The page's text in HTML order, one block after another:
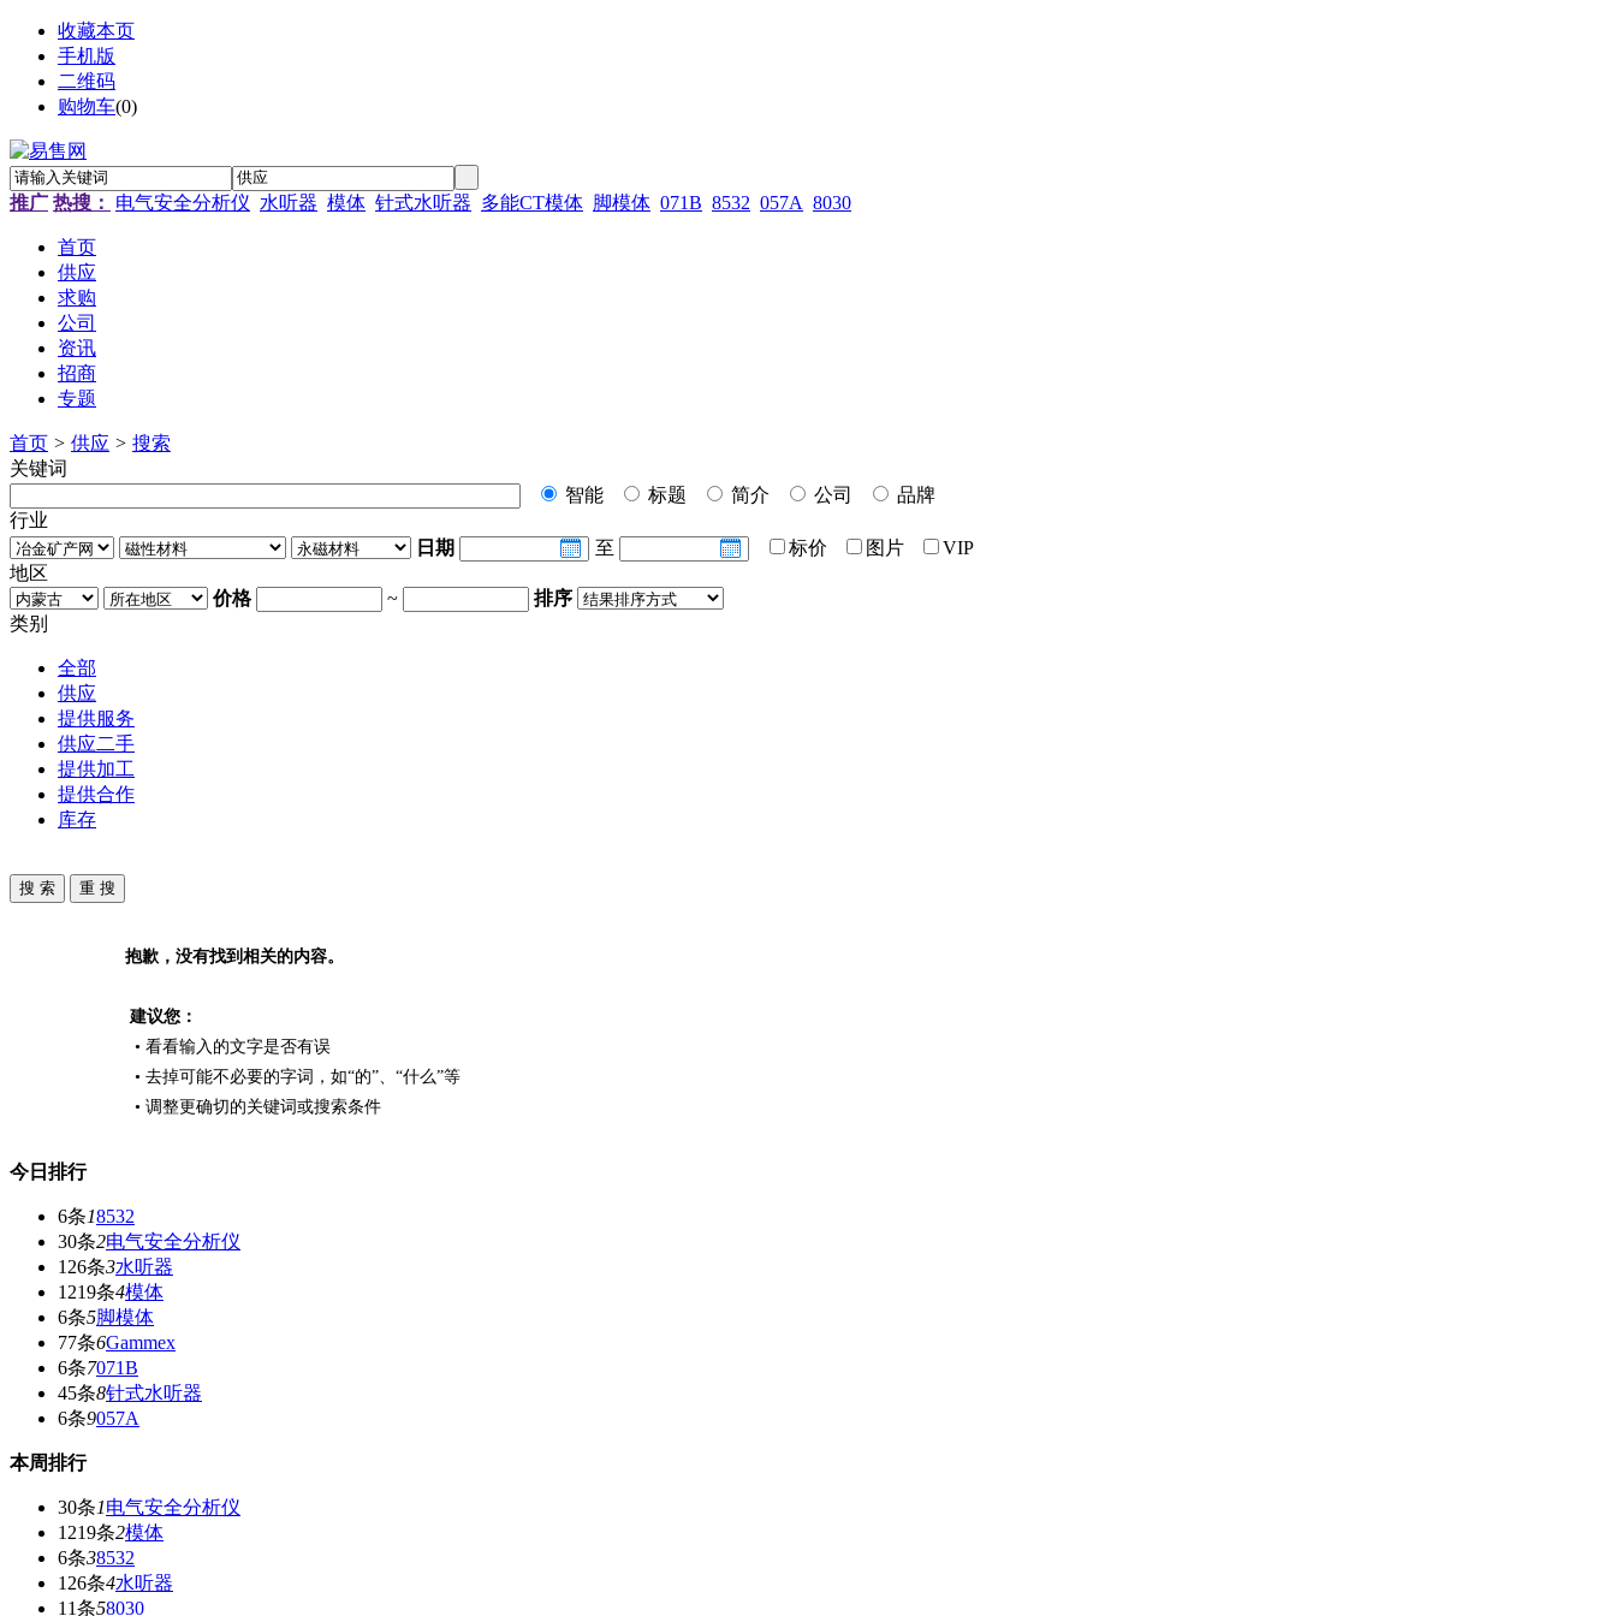
收藏本页
手机版
二维码
购物车(0)
推广 热搜： 电气安全分析仪 水听器 模体 针式水听器 多能CT模体 脚模体 071B 8532 057A 8030
首页
供应
求购
公司
资讯
招商
专题
首页 > 供应 > 搜索
关键词
智能
标题 简介 公司
品牌
行业
日期
至 标价 图片
VIP
地区
价格
~
排序
类别
全部
供应
提供服务
供应二手
提供加工
提供合作
库存
抱歉，没有找到相关的内容。
建议您：
• 看看输入的文字是否有误
• 去掉可能不必要的字词，如“的”、“什么”等
• 调整更确切的关键词或搜索条件
今日排行
6条18532
30条2电气安全分析仪
126条3水听器
1219条4模体
6条5脚模体
77条6Gammex
6条7071B
45条8针式水听器
6条9057A
本周排行
30条1电气安全分析仪
1219条2模体
6条38532
126条4水听器
11条58030